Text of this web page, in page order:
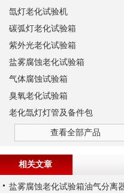
氙灯老化试验机
碳弧灯老化试验箱
紫外光老化试验箱
盐雾腐蚀老化试验箱
气体腐蚀试验箱
臭氧老化试验箱
老化氙灯灯管及备件包
查看全部产品
相关文章